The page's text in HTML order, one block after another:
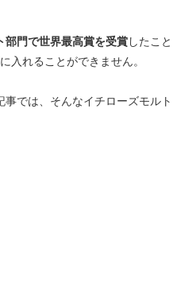
部門で世界最高賞を受賞 したこと
入れることができません。
事では、そんなイチローズモルト